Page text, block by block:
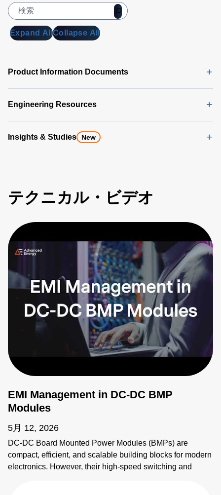
Expand AllCollapse All
Product Information Documents
Engineering Resources
Insights & Studies New
テクニカル・ビデオ
EMI Management in DC-DC BMP
Modules
5月 12, 2026
DC-DC Board Mounted Power Modules (BMPs) are
compact, efficient, and scalable building blocks for modern
electronics. However, their high-speed switching and